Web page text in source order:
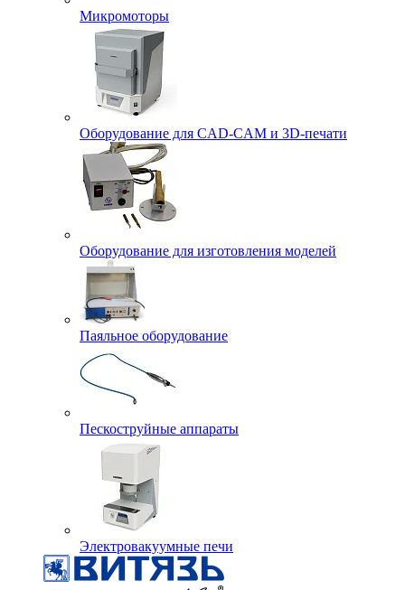
Микромоторы
Оборудование для CAD-CAM и 3D-печати
Оборудование для изготовления моделей
Паяльное оборудование
Пескоструйные аппараты
Электровакуумные печи